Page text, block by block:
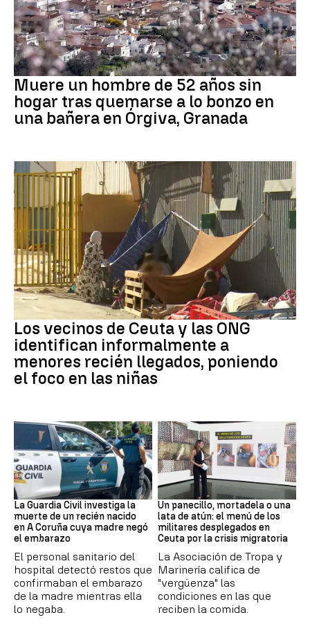
andalucía
Muere un hombre de 52 años sin
hogar tras quemarse a lo bonzo en
una bañera en Órgiva, Granada
Ceuta
Los vecinos de Ceuta y las ONG
identifican informalmente a
menores recién llegados, poniendo
el foco en las niñas
Recién Nacido
La Guardia Civil investiga la
muerte de un recién nacido
en A Coruña cuya madre negó
el embarazo
El personal sanitario del
hospital detectó restos que
confirmaban el embarazo
de la madre mientras ella
lo negaba.
Militares
Un panecillo, mortadela o una
lata de atún: el menú de los
militares desplegados en
Ceuta por la crisis migratoria
La Asociación de Tropa y
Marinería califica de
"vergüenza" las
condiciones en las que
reciben la comida.